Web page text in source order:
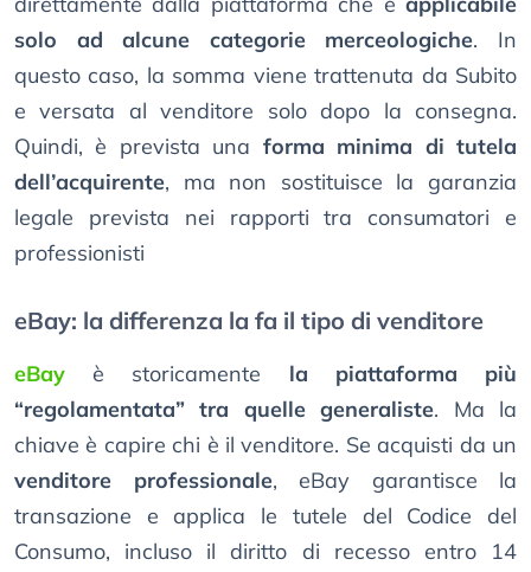
solo ad alcune categorie merceologiche. In
questo caso, la somma viene trattenuta da Subito
e versata al venditore solo dopo la consegna.
Quindi, è prevista una forma minima di tutela
dell’acquirente, ma non sostituisce la garanzia
legale prevista nei rapporti tra consumatori e
professionisti
eBay: la differenza la fa il tipo di venditore
eBay è storicamente la piattaforma più
“regolamentata” tra quelle generaliste. Ma la
chiave è capire chi è il venditore. Se acquisti da un
venditore professionale, eBay garantisce la
transazione e applica le tutele del Codice del
Consumo, incluso il diritto di recesso entro 14